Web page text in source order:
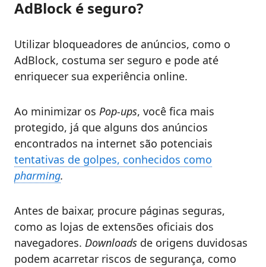
AdBlock é seguro?
Utilizar bloqueadores de anúncios, como o
AdBlock, costuma ser seguro e pode até
enriquecer sua experiência online.
Ao minimizar os Pop-ups, você fica mais
protegido, já que alguns dos anúncios
encontrados na internet são potenciais
tentativas de golpes, conhecidos como
pharming.
Antes de baixar, procure páginas seguras,
como as lojas de extensões oficiais dos
navegadores. Downloads de origens duvidosas
podem acarretar riscos de segurança, como